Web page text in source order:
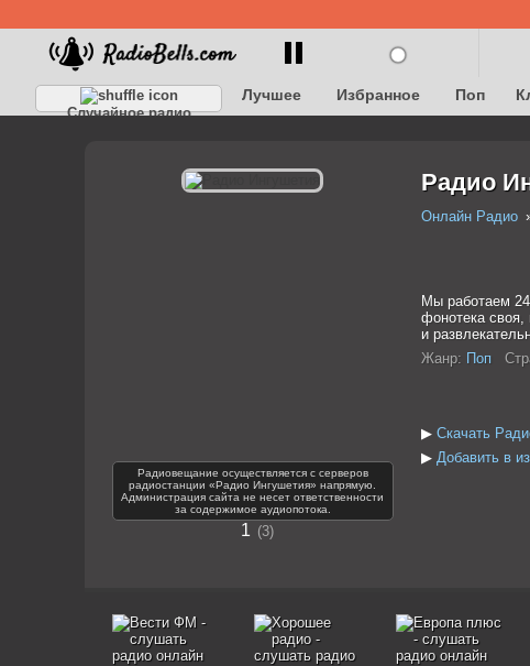
Случайное радио
Лучшее Избранное Поп
Радиовещание осуществляется с серверов
радиостанции «Радио Ингушетия» напрямую.
Администрация сайта не несет ответственности
за содержимое аудиопотока.
1 3
Радио
Онлайн Радио
Мы работаем 24
фонотека своя,
и
Жанр: Поп
▶ Скачать
▶ Добавить в